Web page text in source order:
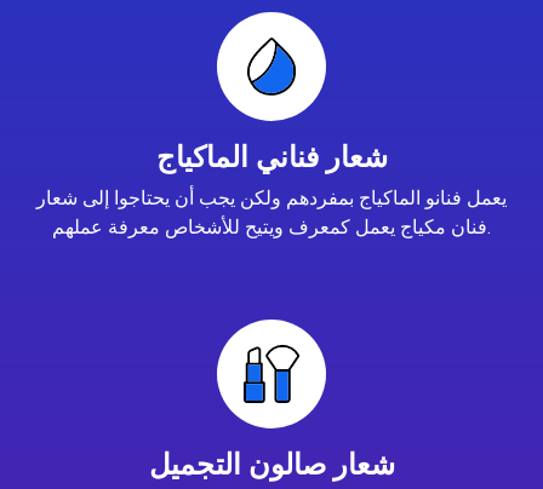
شعار فناني الماكياج
يعمل فنانو الماكياج بمفردهم ولكن يجب أن يحتاجوا إلى شعار
فنان مكياج يعمل كمعرف ويتيح للأشخاص معرفة عملهم.
شعار صالون التجميل